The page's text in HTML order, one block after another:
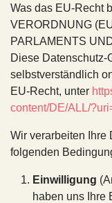
Was das EU-Recht
VERORDNUNG
PARLAMENTS
Diese Datenschutz-
selbstverständlich
EU-Recht, unter
content/DE/ALL/
Wir verarbeiten Ihre
folgenden
Einwilligung
haben uns Ihre